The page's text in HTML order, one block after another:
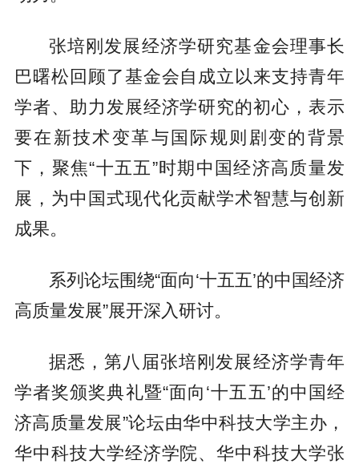
张培刚发展经济学研究基金会理事长
巴曙松回顾了基金会自成立以来支持青年
学者、助力发展经济学研究的初心，表示
要在新技术变革与国际规则剧变的背景
下，聚焦“十五五”时期中国经济高质量发
展，为中国式现代化贡献学术智慧与创新
成果。
系列论坛围绕“面向‘十五五’的中国经济
高质量发展”展开深入研讨。
据悉，第八届张培刚发展经济学青年
学者奖颁奖典礼暨“面向‘十五五’的中国经
济高质量发展”论坛由华中科技大学主办，
华中科技大学经济学院、华中科技大学张